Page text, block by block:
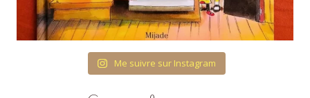
Me suivre sur Instagram